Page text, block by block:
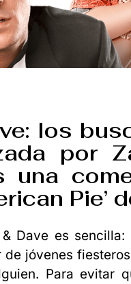
los
por
una
Pie’
Dave es
de jóvenes
Para evitar